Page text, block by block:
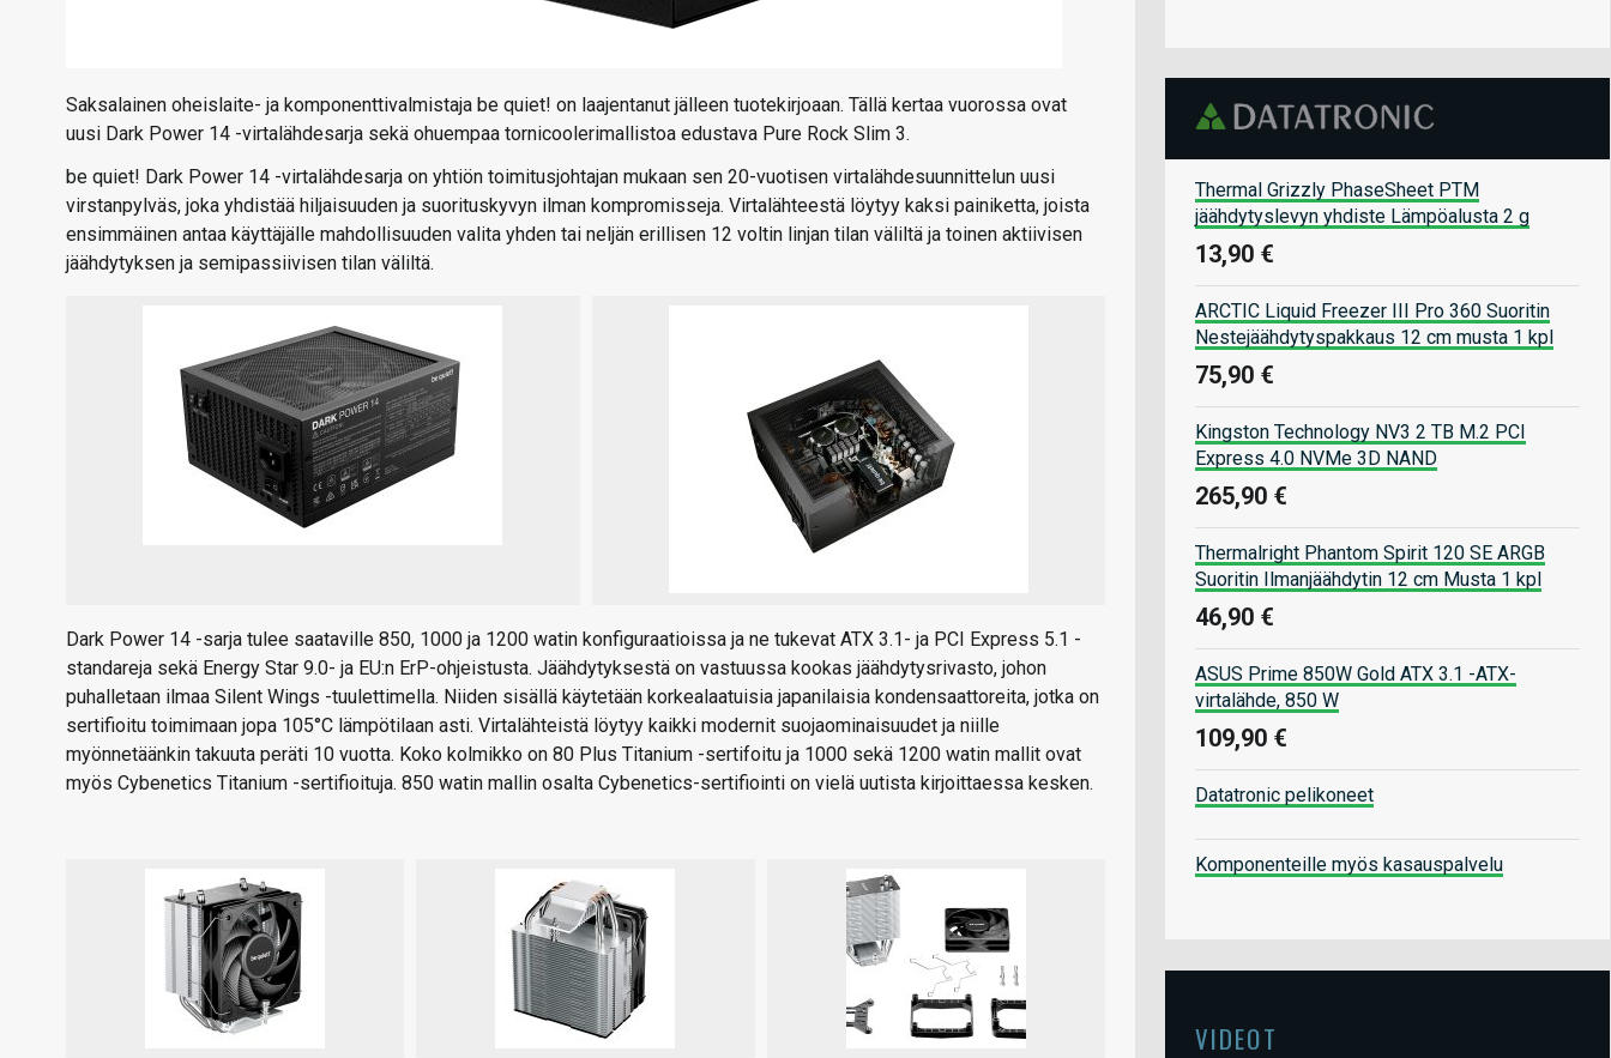
Saksalainen oheislaite- ja komponenttivalmistaja be quiet! on laajentanut jälleen tuotekirjoaan. Tällä kertaa vuorossa ovat
uusi Dark Power 14 -virtalähdesarja sekä ohuempaa tornicoolerimallistoa edustava Pure Rock Slim 3.
be quiet! Dark Power 14 -virtalähdesarja on yhtiön toimitusjohtajan mukaan sen 20-vuotisen virtalähdesuunnittelun uusi
virstanpylväs, joka yhdistää hiljaisuuden ja suorituskyvyn ilman kompromisseja. Virtalähteestä löytyy kaksi painiketta, joista
ensimmäinen antaa käyttäjälle mahdollisuuden valita yhden tai neljän erillisen 12 voltin linjan tilan väliltä ja toinen aktiivisen
jäähdytyksen ja semipassiivisen tilan väliltä.
Dark Power 14 -sarja tulee saataville 850, 1000 ja 1200 watin konfiguraatioissa ja ne tukevat ATX 3.1- ja PCI Express 5.1 -
standareja sekä Energy Star 9.0- ja EU:n ErP-ohjeistusta. Jäähdytyksestä on vastuussa kookas jäähdytysrivasto, johon
puhalletaan ilmaa Silent Wings -tuulettimella. Niiden sisällä käytetään korkealaatuisia japanilaisia kondensaattoreita, jotka on
sertifioitu toimimaan jopa 105°C lämpötilaan asti. Virtalähteistä löytyy kaikki modernit suojaominaisuudet ja niille
myönnetäänkin takuuta peräti 10 vuotta. Koko kolmikko on 80 Plus Titanium -sertifoitu ja 1000 sekä 1200 watin mallit ovat
myös Cybenetics Titanium -sertifioituja. 850 watin mallin osalta Cybenetics-sertifiointi on vielä uutista kirjoittaessa kesken.
Thermal Grizzly PhaseSheet PTM
jäähdytyslevyn yhdiste Lämpöalusta 2 g
13,90 €
ARCTIC Liquid Freezer III Pro 360 Suoritin
Nestejäähdytyspakkaus 12 cm musta 1 kpl
75,90 €
Kingston Technology NV3 2 TB M.2 PCI
Express 4.0 NVMe 3D NAND
265,90 €
Thermalright Phantom Spirit 120 SE ARGB
Suoritin Ilmanjäähdytin 12 cm Musta 1 kpl
46,90 €
ASUS Prime 850W Gold ATX 3.1 -ATX-
virtalähde, 850 W
109,90 €
Datatronic pelikoneet
Komponenteille myös kasauspalvelu
VIDEOT